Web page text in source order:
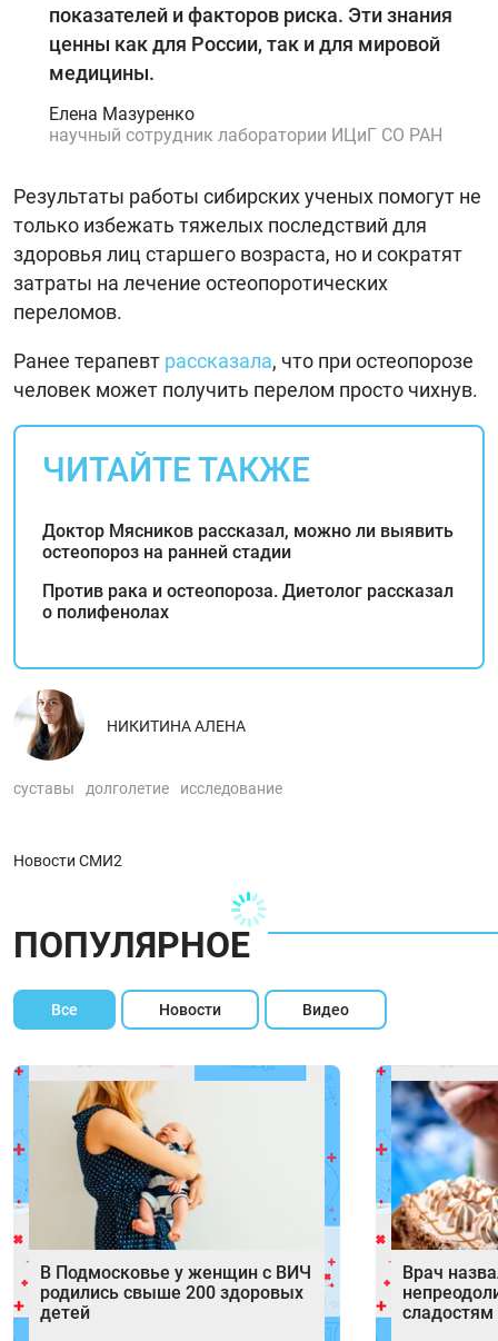
показателей и факторов риска. Эти знания
ценны как для России, так и для мировой
медицины.
Елена Мазуренко
научный сотрудник лаборатории ИЦиГ СО РАН
Результаты работы сибирских ученых помогут не
только избежать тяжелых последствий для
здоровья лиц старшего возраста, но и сократят
затраты на лечение остеопоротических
переломов.
Ранее терапевт рассказала, что при остеопорозе
человек может получить перелом просто чихнув.
ЧИТАЙТЕ ТАКЖЕ
Доктор Мясников рассказал, можно ли выявить
остеопороз на ранней стадии
Против рака и остеопороза. Диетолог рассказал
о полифенолах
НИКИТИНА АЛЕНА
суставы долголетие исследование
Новости СМИ2
ПОПУЛЯРНОЕ
Все Новости Видео
В Подмосковье у женщин с ВИЧ
родились свыше 200 здоровых
детей
Врач
сладостям